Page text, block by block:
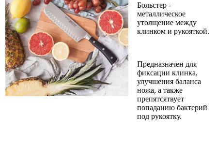
Больстер -
металлическое
утолщение между
клинком и рукояткой.
Предназначен для
фиксации клинка,
улучшения баланса
ножа, а также
препятсятвует
попаданию бактерий
под рукоятку.